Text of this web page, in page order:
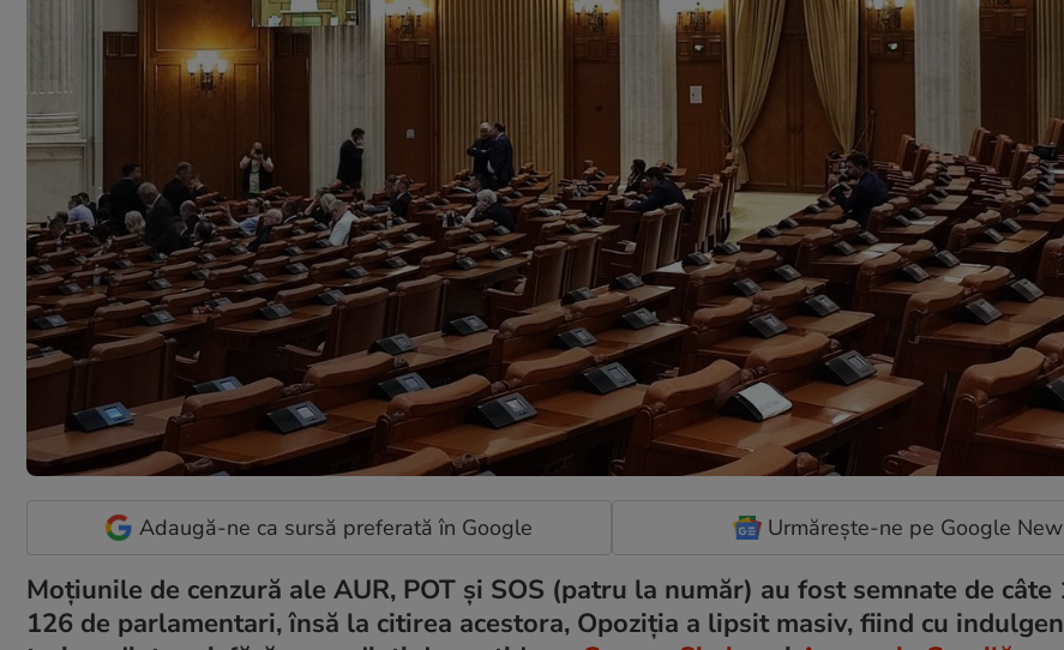
Adaugă-ne ca sursă preferată în Google Urmărește-ne pe Google
Moțiunile de cenzură ale AUR, POT și SOS (patru la număr) au fost semnate de câte
126 de parlamentari, însă la citirea acestora, Opoziția a lipsit masiv, fiind cu